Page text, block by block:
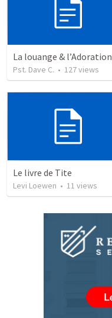
La louange & l’Adoration
Pst. Dave C. • 127views
Le livre de Tite
Levi Loewen • 11 views